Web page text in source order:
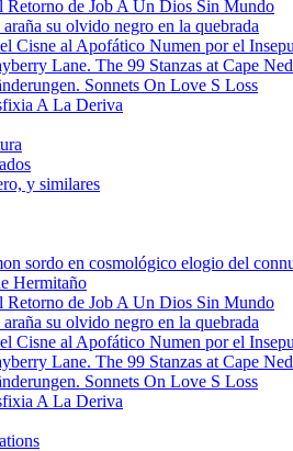
de Job A Un Dios Sin Mundo
su olvido negro en la quebrada
Cisne al Apofático Numen por el
Lane. The 99 Stanzas at Cape
Sonnets On Love S Loss
A La Deriva
y similares
sordo en cosmológico elogio del
Hermitaño
de Job A Un Dios Sin Mundo
su olvido negro en la quebrada
Cisne al Apofático Numen por el
Lane. The 99 Stanzas at Cape
Sonnets On Love S Loss
A La Deriva